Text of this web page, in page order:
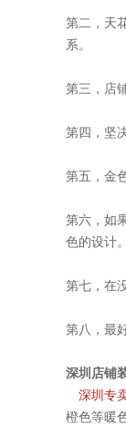
第二，天
系。
第三，店
第四，坚
第五，金
第六，如
色的设计。
第七，在
第八，最
深圳店铺
深圳专
橙色等暖